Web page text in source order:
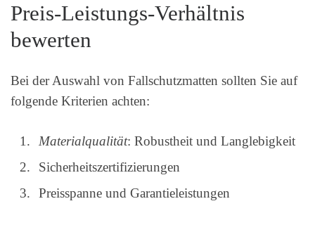
Preis-Leistungs-Verhältnis
bewerten
Bei der Auswahl von Fallschutzmatten sollten Sie auf
folgende Kriterien achten:
Materialqualität: Robustheit und Langlebigkeit
Sicherheitszertifizierungen
Preisspanne und Garantieleistungen